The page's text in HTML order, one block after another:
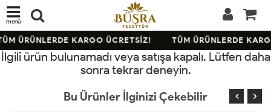
menü
ÜRÜNLERDE KARGO ÜCRETSİZ! TÜM ÜRÜNLERDE
İlgili ürün bulunamadı veya satışa kapalı. Lütfen daha
sonra tekrar deneyin.
Bu Ürünler İlginizi Çekebilir